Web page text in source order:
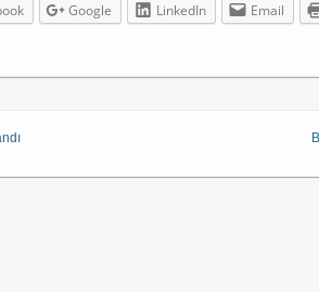
Google LinkedIn Email